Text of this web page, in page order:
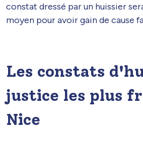
constat dressé par un huissier
moyen pour avoir gain de cause
Les constats
justice les plus
Nice